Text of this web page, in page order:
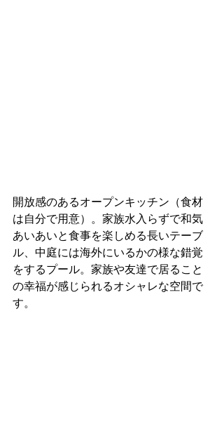
開放感のあるオープンキッチン（食材
は自分で用意）。家族水入らずで和気
あいあいと食事を楽しめる長いテーブ
ル、中庭には海外にいるかの様な錯覚
をするプール。家族や友達で居ること
の幸福が感じられるオシャレな空間で
す。